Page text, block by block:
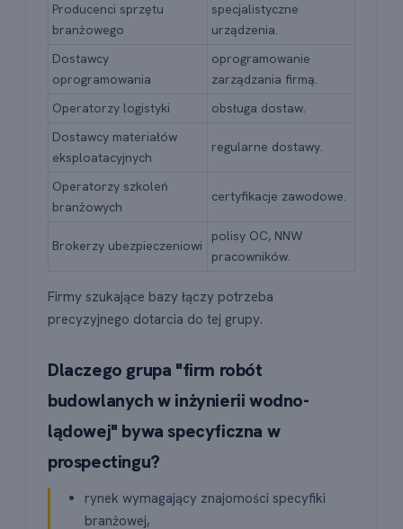
Producenci sprzętu
branżowego
specjalistyczne
urządzenia.
Dostawcy
oprogramowania
oprogramowanie
zarządzania firmą.
Operatorzy logistyki
obsługa dostaw.
Dostawcy materiałów
eksploatacyjnych
regularne dostawy.
Operatorzy szkoleń
branżowych
certyfikacje zawodowe.
Brokerzy ubezpieczeniowi
polisy OC, NNW
pracowników.
Firmy szukające bazy łączy potrzeba
precyzyjnego dotarcia do tej grupy.
Dlaczego grupa "firm robót
budowlanych w inżynierii wodno-
lądowej" bywa specyficzna w
prospectingu?
rynek wymagający znajomości specyfiki
branżowej,